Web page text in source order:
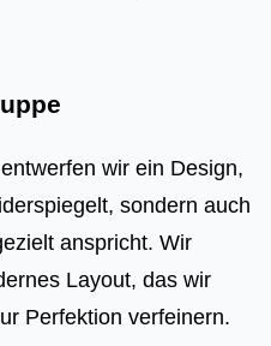
wir ein Design,
sondern auch
anspricht. Wir
Layout, das wir
Perfektion verfeinern.